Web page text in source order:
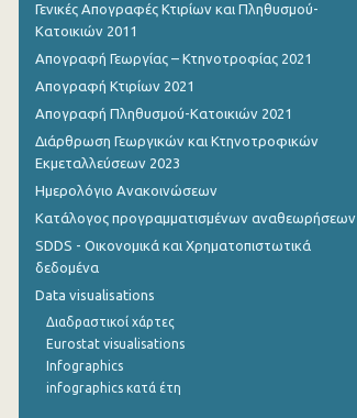
Ιουνίου 2023
Μαΐου 2023
Απριλίου 2023
Μαρτίου 2023
Ιανουαρίου 2023
Δεκεμβρίου 2022
Νοεμβρίου 2022
Οκτωβρίου 2022
Σεπτεμβρίου 2022
Γενικές Απογραφές Κτιρίων και Πληθυσμού-
Κατοικιών 2011
Απογραφή Γεωργίας – Κτηνοτροφίας 2021
Απογραφή Κτιρίων 2021
Απογραφή Πληθυσμού-Κατοικιών 2021
Διάρθρωση Γεωργικών και Κτηνοτροφικών
Εκμεταλλεύσεων 2023
Ημερολόγιο Ανακοινώσεων
Κατάλογος προγραμματισμένων αναθεωρήσεων
SDDS - Οικονομικά και Χρηματοπιστωτικά
δεδομένα
Data visualisations
Διαδραστικοί χάρτες
Eurostat visualisations
Infographics
infographics κατά έτη